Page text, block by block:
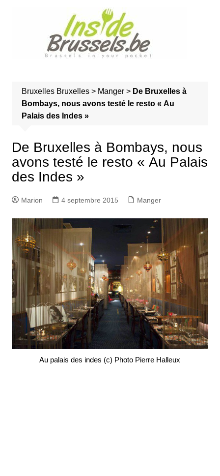
Bruxelles Bruxelles> Manger> De Bruxelles à
Bombays, nous avons testé le resto « Au
Palais des Indes »
De Bruxelles à Bombays, nous
avons testé le resto « Au Palais
des Indes »
Marion 4 septembre 2015 Manger
Au palais des indes (c) Photo Pierre Halleux